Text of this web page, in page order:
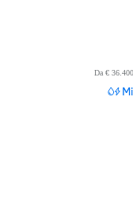
Da €